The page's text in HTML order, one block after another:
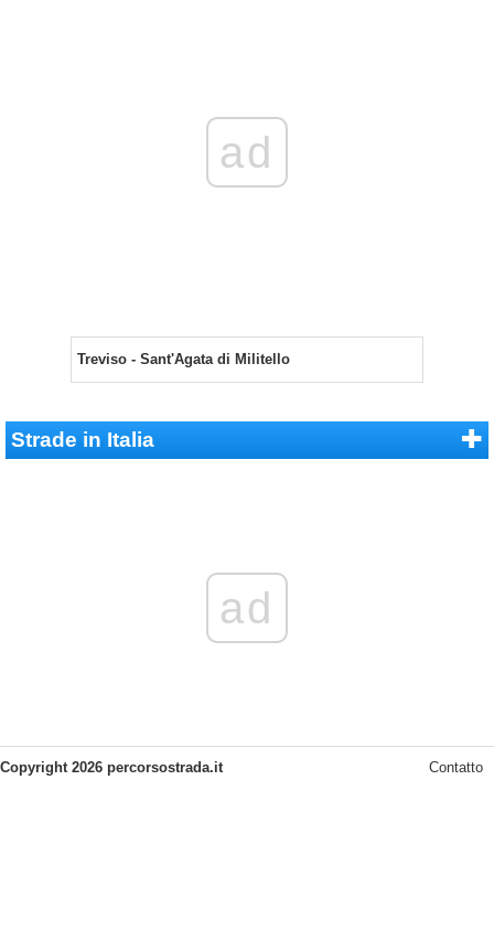
ad
Treviso - Sant'Agata di Militello
Strade in Italia
ad
Copyright 2026 percorsostrada.it Contatto